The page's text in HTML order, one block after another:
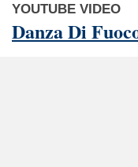
YOUTUBE VIDEO
Danza Di